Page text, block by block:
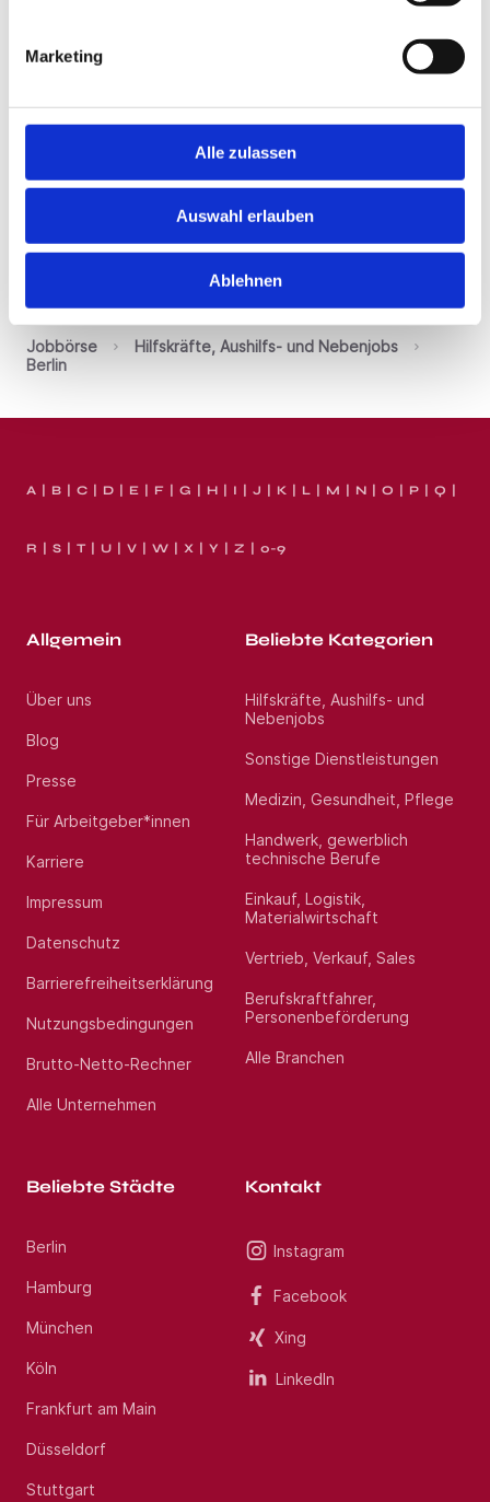
Marketing
Alle zulassen
Auswahl erlauben
Ablehnen
jobvalley
15 / Stunde
1
Jobbörse
Hilfskräfte, Aushilfs- und Nebenjobs
Berlin
A B C D E F G H I J K L M N O P Q
R S T U V W X Y Z 0-9
Allgemein
Über uns
Blog
Presse
Für Arbeitgeber*innen
Karriere
Impressum
Datenschutz
Barrierefreiheitserklärung
Nutzungsbedingungen
Brutto-Netto-Rechner
Alle Unternehmen
Beliebte Kategorien
Hilfskräfte, Aushilfs- und
Nebenjobs
Sonstige Dienstleistungen
Medizin, Gesundheit, Pflege
Handwerk, gewerblich
technische Berufe
Einkauf, Logistik,
Materialwirtschaft
Vertrieb, Verkauf, Sales
Berufskraftfahrer,
Personenbeförderung
Alle Branchen
Beliebte Städte
Berlin
Hamburg
München
Köln
Frankfurt am Main
Düsseldorf
Stuttgart
Kontakt
Instagram
Facebook
Xing
LinkedIn